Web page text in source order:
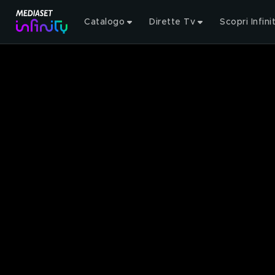
Catalogo Dirette Tv Scopri